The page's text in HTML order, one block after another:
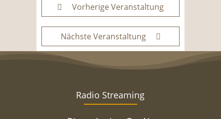
Vorherige Veranstaltung
Nächste Veranstaltung
Radio Streaming